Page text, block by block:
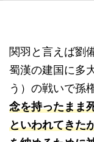
関羽と言えば劉
蜀漢の建国に多
う）の戦いで孫
念を持ったまま
といわれてきた